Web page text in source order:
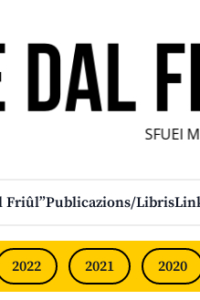
SFUEI
Friûl”Publicazions/Libris
2022 2021 2020